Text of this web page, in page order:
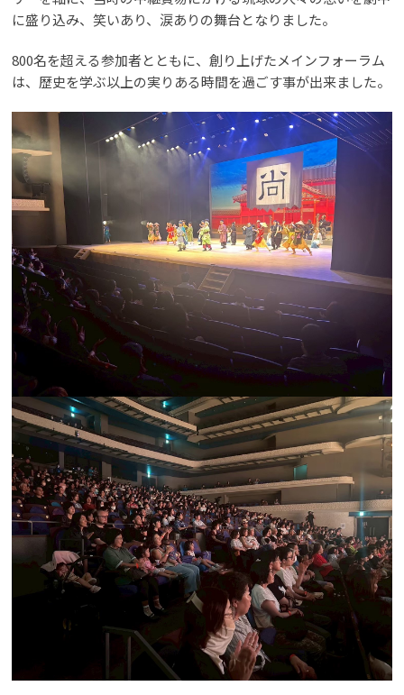
に盛り込み、笑いあり、涙ありの舞台となりました。
800名を超える参加者とともに、創り上げたメインフォーラム
は、歴史を学ぶ以上の実りある時間を過ごす事が出来ました。